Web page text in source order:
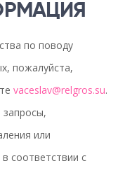
по поводу
пожалуйста,
vaceslav@relgros.su.
или
соответствии с